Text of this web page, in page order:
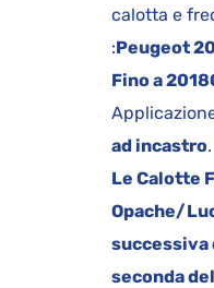
:Peugeot
Fino a 2018
ad incastro.
Le Calotte
Opache/
successiva
seconda